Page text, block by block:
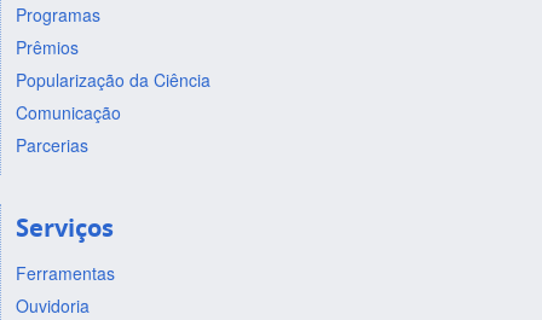
Programas
Prêmios
Popularização da Ciência
Comunicação
Parcerias
Serviços
Ferramentas
Ouvidoria